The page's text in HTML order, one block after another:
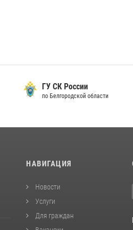
ГУ СК России
по Белгородской области
НАВИГАЦИЯ
Новости
Услуги
Для граждан